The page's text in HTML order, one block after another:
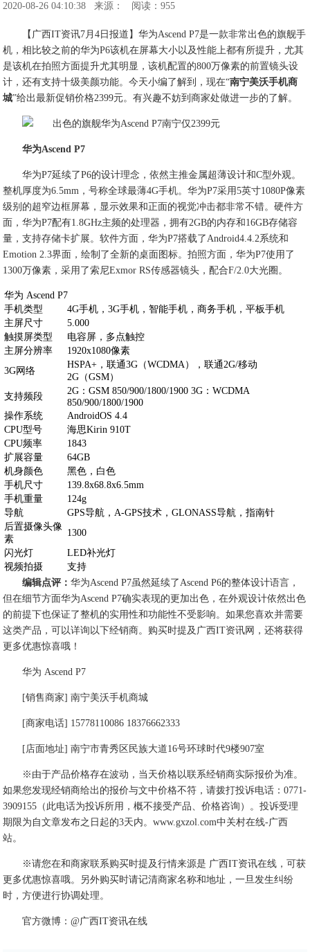
2020-08-26 04:10:38 来源： 阅读：955
【广西IT资讯7月4日报道】华为Ascend P7是一款非常出色的旗舰手
机，相比较之前的华为P6该机在屏幕大小以及性能上都有所提升，尤其
是该机在拍照方面提升尤其明显，该机配置的800万像素的前置镜头设
计，还有支持十级美颜功能。今天小编了解到，现在“南宁美沃手机商
城”给出最新促销价格2399元。有兴趣不妨到商家处做进一步的了解。
华为Ascend P7
华为P7延续了P6的设计理念，依然主推金属超薄设计和C型外观。
整机厚度为6.5mm，号称全球最薄4G手机。华为P7采用5英寸1080P像素
级别的超窄边框屏幕，显示效果和正面的视觉冲击都非常不错。硬件方
面，华为P7配有1.8GHz主频的处理器，拥有2GB的内存和16GB存储容
量，支持存储卡扩展。软件方面，华为P7搭载了Android4.4.2系统和
Emotion 2.3界面，绘制了全新的桌面图标。拍照方面，华为P7使用了
1300万像素，采用了索尼Exmor RS传感器镜头，配合F/2.0大光圈。
华为 Ascend P7
手机类型
4G手机，3G手机，智能手机，商务手机，平板手机
主屏尺寸
5.000
触摸屏类型
电容屏，多点触控
主屏分辨率
1920x1080像素
3G网络
HSPA+，联通3G（WCDMA），联通2G/移动
2G（GSM）
支持频段
2G：GSM 850/900/1800/1900 3G：WCDMA
850/900/1800/1900
操作系统
AndroidOS 4.4
CPU型号
海思Kirin 910T
CPU频率
1843
扩展容量
64GB
机身颜色
黑色，白色
手机尺寸
139.8x68.8x6.5mm
手机重量
124g
导航
GPS导航，A-GPS技术，GLONASS导航，指南针
后置摄像头像
素
1300
闪光灯
LED补光灯
视频拍摄
支持
编辑点评：华为Ascend P7虽然延续了Ascend P6的整体设计语言，
但在细节方面华为Ascend P7确实表现的更加出色，在外观设计依然出色
的前提下也保证了整机的实用性和功能性不受影响。如果您喜欢并需要
这类产品，可以详询以下经销商。购买时提及广西IT资讯网，还将获得
更多优惠惊喜哦！
华为 Ascend P7
[销售商家] 南宁美沃手机商城
[商家电话] 15778110086 18376662333
[店面地址] 南宁市青秀区民族大道16号环球时代9楼907室
※由于产品价格存在波动，当天价格以联系经销商实际报价为准。
如果您发现经销商给出的报价与文中价格不符，请拨打投诉电话：0771-
3909155（此电话为投诉所用，概不接受产品、价格咨询）。投诉受理
期限为自文章发布之日起的3天内。www.gxzol.com中关村在线-广西
站。
※请您在和商家联系购买时提及行情来源是 广西IT资讯在线，可获
更多优惠惊喜哦。另外购买时请记清商家名称和地址，一旦发生纠纷
时，方便进行协调处理。
官方微博：@广西IT资讯在线